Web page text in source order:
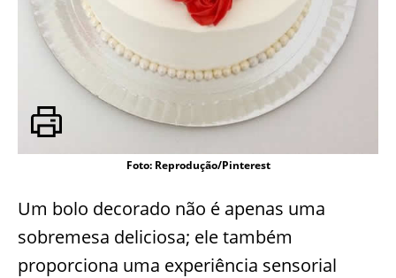
Foto: Reprodução/Pinterest
Um bolo decorado não é apenas uma
sobremesa deliciosa; ele também
proporciona uma experiência sensorial